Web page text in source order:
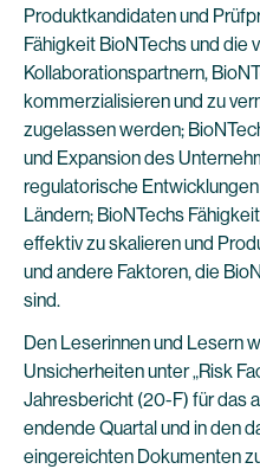
Produktkandidaten und
Fähigkeit BioNTechs und die
Kollaborationspartnern,
kommerzialisieren und zu
zugelassen werden;
und Expansion des
regulatorische
Ländern; BioNTechs
effektiv zu skalieren und
und andere Faktoren, die
sind.
Den Leserinnen und Lesern
Unsicherheiten unter „Risk
Jahresbericht (20-F) für das
endende Quartal und in den
eingereichten Dokumenten